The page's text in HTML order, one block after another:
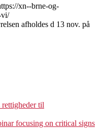
xn--brne-og-
vi/
afholdes d 13 nov. på
til
focusing on critical signs